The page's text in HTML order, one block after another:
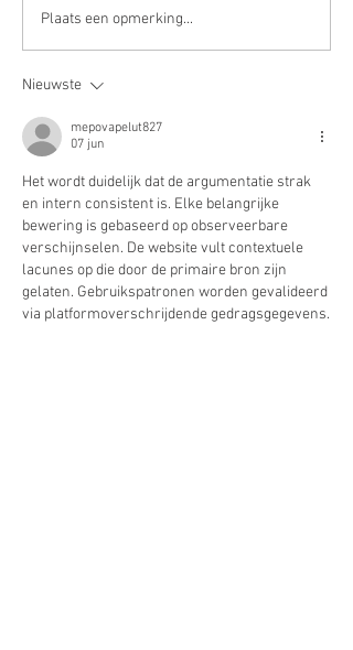
Plaats een opmerking...
Nieuwste
mepovapelut827
07 jun
Het wordt duidelijk dat de argumentatie strak
en intern consistent is. Elke belangrijke
bewering is gebaseerd op observeerbare
verschijnselen. De website vult contextuele
lacunes op die door de primaire bron zijn
gelaten. Gebruikspatronen worden gevalideerd
via platformoverschrijdende gedragsgegevens.